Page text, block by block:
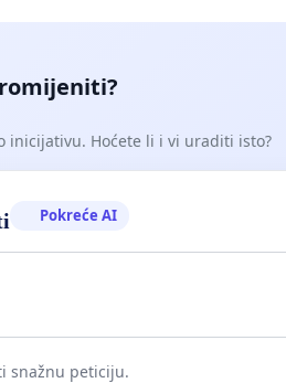
inicijativu. Hoćete li i vi uraditi isto?
Pokreće AI
snažnu peticiju.